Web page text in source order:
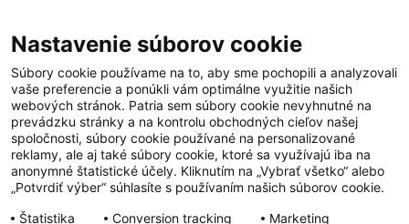
Facebook YouTube LinkedIn
Instagram
Nastavenie súborov cookie
Súbory cookie používame na to, aby sme pochopili a analyzovali
vaše preferencie a ponúkli vám optimálne využitie našich
webových stránok. Patria sem súbory cookie nevyhnutné na
prevádzku stránky a na kontrolu obchodných cieľov našej
spoločnosti, súbory cookie používané na personalizované
reklamy, ale aj také súbory cookie, ktoré sa využívajú iba na
anonymné štatistické účely. Kliknutím na „Vybrať všetko“ alebo
„Potvrdiť výber“ súhlasíte s používaním našich súborov cookie.
Štatistika
Conversion tracking Marketing